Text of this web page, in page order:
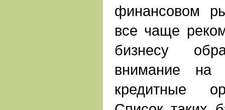
финансовом
все чаще
бизнесу
внимание на
кредитные